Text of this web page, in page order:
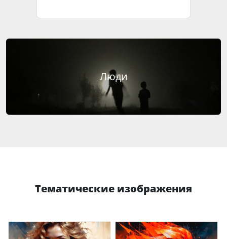
Люди
Тематические изображения